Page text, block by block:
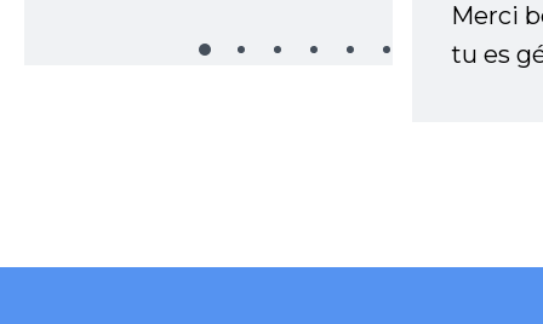
Merci
tu es